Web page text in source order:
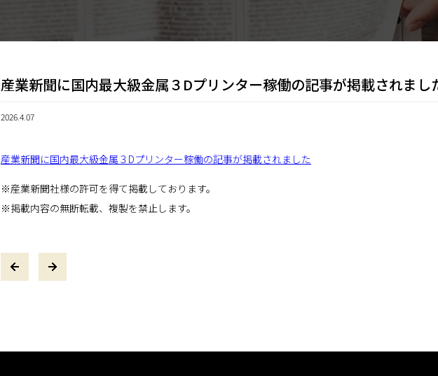
産業新聞に国内最大級金属３Dプリンター稼働の記事が掲載されまし
2026.4.07
産業新聞に国内最大級金属３Dプリンター稼働の記事が掲載されました
※産業新聞社様の許可を得て掲載しております。
※掲載内容の無断転載、複製を禁止します。